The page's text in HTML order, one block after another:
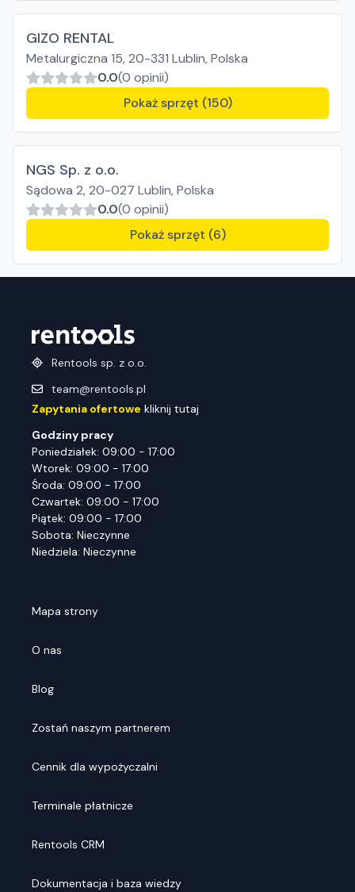
GIZO RENTAL
Metalurgiczna 15, 20-331 Lublin, Polska
0.0(0 opinii)
Pokaż sprzęt (150)
NGS Sp. z o.o.
Sądowa 2, 20-027 Lublin, Polska
0.0(0 opinii)
Pokaż sprzęt (6)
Rentools sp. z o.o.
team@rentools.pl
Zapytania ofertowe kliknij tutaj
Godziny pracy
Poniedziałek: 09:00 - 17:00
Wtorek: 09:00 - 17:00
Środa: 09:00 - 17:00
Czwartek: 09:00 - 17:00
Piątek: 09:00 - 17:00
Sobota: Nieczynne
Niedziela: Nieczynne
Mapa strony
O nas
Blog
Zostań naszym partnerem
Cennik dla wypożyczalni
Terminale płatnicze
Rentools CRM
Dokumentacja i baza wiedzy